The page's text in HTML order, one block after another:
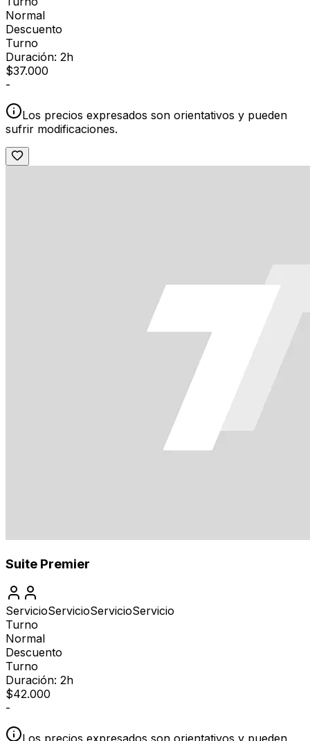
Normal
Descuento
Turno
Duración: 2h
$37.000
-
Los precios expresados son orientativos y pueden
sufrir modificaciones.
Suite Premier
ServicioServicioServicioServicio
Turno
Normal
Descuento
Turno
Duración: 2h
$42.000
-